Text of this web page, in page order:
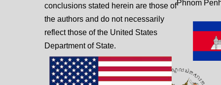
Phnom
conclusions stated herein are those of
the authors and do not necessarily
reflect those of the United States
Department of State.